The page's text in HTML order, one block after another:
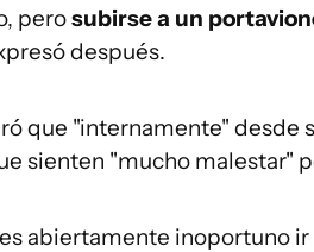
perosubirse a un
después.
que "internamente" desde
sienten "mucho malestar"
abiertamente inoportuno